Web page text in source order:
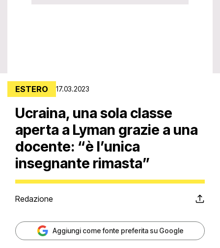
ESTERO 17.03.2023
Ucraina, una sola classe
aperta a Lyman grazie a una
docente: “è l’unica
insegnante rimasta”
Redazione
Aggiungi come fonte preferita su Google